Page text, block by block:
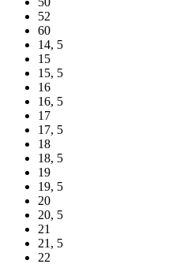
52
60
14, 5
15
15, 5
16
16, 5
17
17, 5
18
18, 5
19
19, 5
20
20, 5
21
21, 5
22